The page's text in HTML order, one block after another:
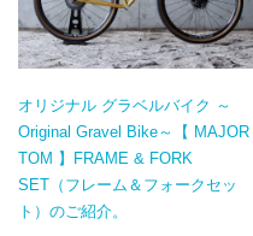
オリジナル グラベルバイク ～
Original Gravel Bike～【 MAJOR
TOM 】FRAME & FORK
SET（フレーム＆フォークセッ
ト）のご紹介。